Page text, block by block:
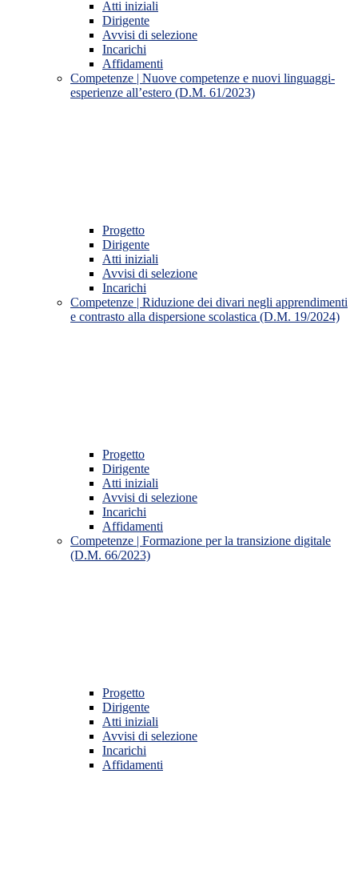
Atti iniziali
Dirigente
Avvisi di selezione
Incarichi
Affidamenti
Competenze | Nuove competenze e nuovi linguaggi-
esperienze all’estero (D.M. 61/2023)
Progetto
Dirigente
Atti iniziali
Avvisi di selezione
Incarichi
Competenze | Riduzione dei divari negli apprendimenti
e contrasto alla dispersione scolastica (D.M. 19/2024)
Progetto
Dirigente
Atti iniziali
Avvisi di selezione
Incarichi
Affidamenti
Competenze | Formazione per la transizione digitale
(D.M. 66/2023)
Progetto
Dirigente
Atti iniziali
Avvisi di selezione
Incarichi
Affidamenti